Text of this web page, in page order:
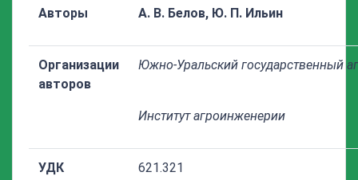
Авторы А. В. Белов, Ю. П. Ильин
Организации
авторов
Южно-Уральский государственный
Институт агроинженерии
УДК 621.321